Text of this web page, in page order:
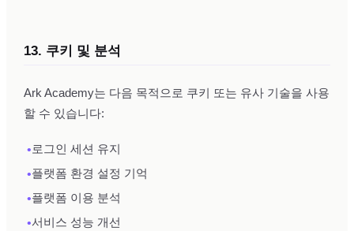
13. 쿠키 및 분석
Ark Academy는 다음 목적으로 쿠키 또는 유사 기술을 사용
할 수 있습니다:
•로그인 세션 유지
•플랫폼 환경 설정 기억
•플랫폼 이용 분석
•서비스 성능 개선